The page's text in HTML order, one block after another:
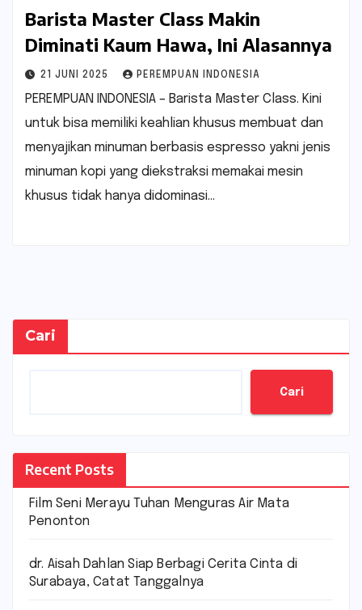
Barista Master Class Makin
Diminati Kaum Hawa, Ini Alasannya
21 JUNI 2025 PEREMPUAN INDONESIA
PEREMPUAN INDONESIA – Barista Master Class. Kini
untuk bisa memiliki keahlian khusus membuat dan
menyajikan minuman berbasis espresso yakni jenis
minuman kopi yang diekstraksi memakai mesin
khusus tidak hanya didominasi…
Cari
Cari
Recent Posts
Film Seni Merayu Tuhan Menguras Air Mata
Penonton
dr. Aisah Dahlan Siap Berbagi Cerita Cinta di
Surabaya, Catat Tanggalnya